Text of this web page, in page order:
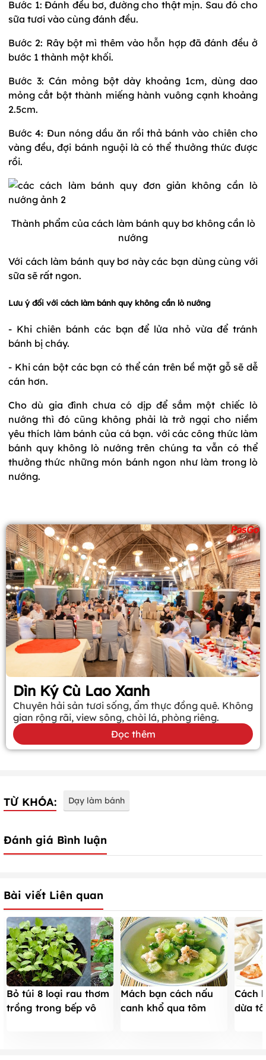
Bước 1: Đánh đều bơ, đường cho thật mịn. Sau đó cho
sữa tươi vào cùng đánh đều.
Bước 2: Rây bột mì thêm vào hỗn hợp đã đánh đều ở
bước 1 thành một khối.
Bước 3: Cán mỏng bột dày khoảng 1cm, dùng dao
mỏng cắt bột thành miếng hành vuông cạnh khoảng
2.5cm.
Bước 4: Đun nóng dầu ăn rồi thả bánh vào chiên cho
vàng đều, đợi bánh nguội là có thể thưởng thức được
rồi.
Thành phẩm của cách làm bánh quy bơ không cần lò
nướng
Với cách làm bánh quy bơ này các bạn dùng cùng với
sữa sẽ rất ngon.
Lưu ý đối với cách làm bánh quy không cần lò nướng
- Khi chiên bánh các bạn để lửa nhỏ vừa để tránh
bánh bị cháy.
- Khi cán bột các bạn có thể cán trên bề mặt gỗ sẽ dễ
cán hơn.
Cho dù gia đình chưa có dịp để sắm một chiếc lò
nướng thì đó cũng không phải là trở ngại cho niềm
yêu thích làm bánh của cá bạn. với các công thức làm
bánh quy không lò nướng trên chúng ta vẫn có thể
thưởng thức những món bánh ngon như làm trong lò
nướng.
Dìn Ký Cù Lao Xanh
Chuyên hải sản tươi sống, ẩm thực đồng quê. Không
gian rộng rãi, view sông, chòi lá, phòng riêng.
Đọc thêm
TỪ KHÓA: Dạy làm bánh
Đánh giá Bình luận
Bài viết Liên quan
Bỏ túi 8 loại rau thơm
trồng trong bếp vô
Mách bạn cách nấu
canh khổ qua tôm
Cách
dừa